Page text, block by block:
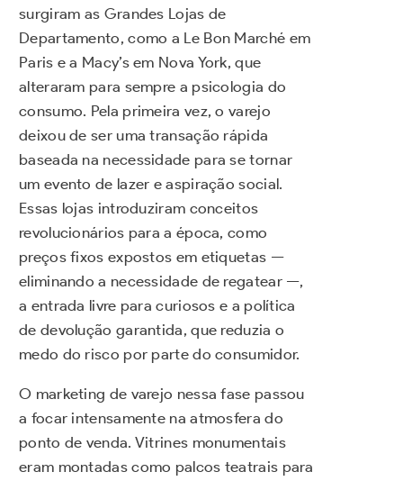
surgiram as Grandes Lojas de
Departamento, como a Le Bon Marché em
Paris e a Macy’s em Nova York, que
alteraram para sempre a psicologia do
consumo. Pela primeira vez, o varejo
deixou de ser uma transação rápida
baseada na necessidade para se tornar
um evento de lazer e aspiração social.
Essas lojas introduziram conceitos
revolucionários para a época, como
preços fixos expostos em etiquetas —
eliminando a necessidade de regatear —,
a entrada livre para curiosos e a política
de devolução garantida, que reduzia o
medo do risco por parte do consumidor.
O marketing de varejo nessa fase passou
a focar intensamente na atmosfera do
ponto de venda. Vitrines monumentais
eram montadas como palcos teatrais para